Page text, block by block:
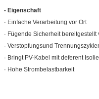
- Eigenschaft
· Einfache Verarbeitung vor Ort
· Fügende Sicherheit
· Verstopfungsund
· Bringt PV-Kabel mit deferent
· Hohe Strombelastbarkeit